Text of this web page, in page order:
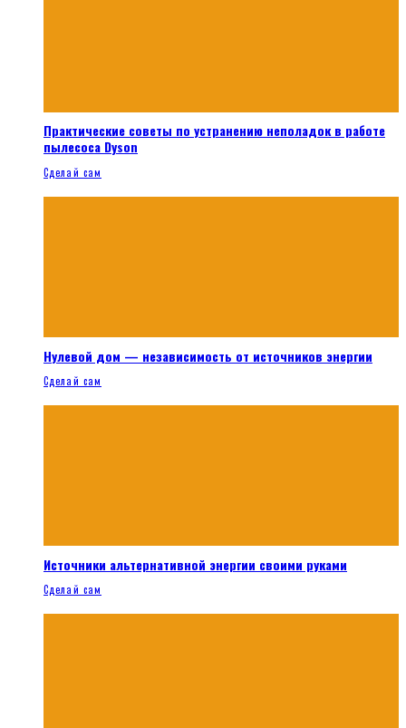
Практические советы по устранению неполадок в работе
пылесоса Dyson
Сделай сам
Нулевой дом — независимость от источников энергии
Сделай сам
Источники альтернативной энергии своими руками
Сделай сам